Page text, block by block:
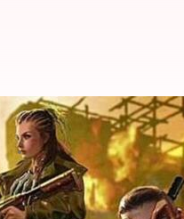
Fire
02:10 pm